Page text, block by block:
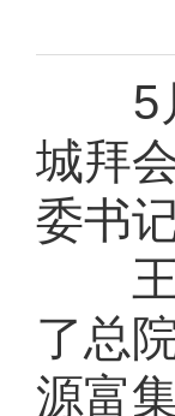
5
城拜
委书
了总
源富